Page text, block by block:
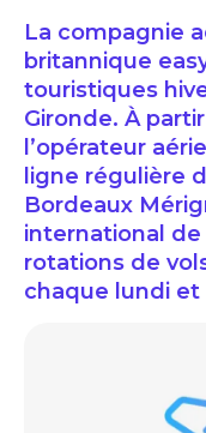
La compagnie
britannique
touristiques
Gironde. À
l’opérateur
ligne régulière
Bordeaux
international de
rotations de
chaque lundi et